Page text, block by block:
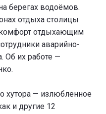
берегах водоёмов.
отдыха столицы
отдыхающим
аварийно-
Об их работе —
хутора — излюбленное
и другие 12